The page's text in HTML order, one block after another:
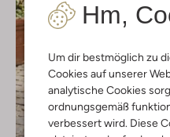
Hm,
Um dir bestmöglich zu
Cookies auf unserer
analytische Cookies
ordnungsgemäß
verbessert wird. Diese